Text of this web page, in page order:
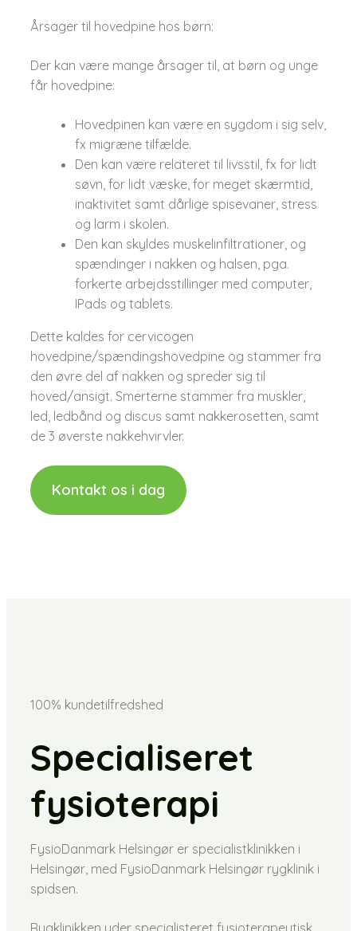
Årsager til hovedpine hos børn:
Der kan være mange årsager til, at børn og unge
får hovedpine:
Hovedpinen kan være en sygdom i sig selv,
fx migræne tilfælde.
Den kan være relateret til livsstil, fx for lidt
søvn, for lidt væske, for meget skærmtid,
inaktivitet samt dårlige spisevaner, stress
og larm i skolen.
Den kan skyldes muskelinfiltrationer, og
spændinger i nakken og halsen, pga.
forkerte arbejdsstillinger med computer,
IPads og tablets.​
Dette kaldes for cervicogen
hovedpine/spændingshovedpine og stammer fra
den øvre del af nakken og spreder sig til
hoved/ansigt. Smerterne stammer fra muskler,
led, ledbånd og discus samt nakkerosetten, samt
de 3 øverste nakkehvirvler.​​
Kontakt os i dag
100% kundetilfredshed
Specialiseret
fysioterapi
FysioDanmark Helsingør er specialistklinikken i
Helsingør, med FysioDanmark Helsingør rygklinik i
spidsen.
Rygklinikken yder specialisteret fysioterapeutisk